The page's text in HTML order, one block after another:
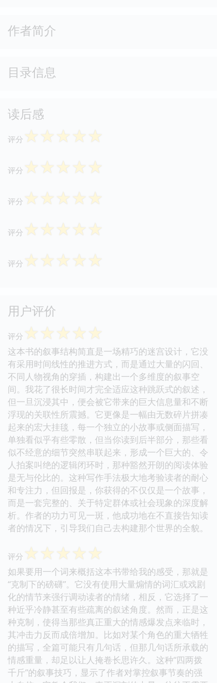
作者简介
目录信息
读后感
评分 ☆☆☆☆☆
评分 ☆☆☆☆☆
评分 ☆☆☆☆☆
评分 ☆☆☆☆☆
评分 ☆☆☆☆☆
用户评价
评分 ☆☆☆☆☆
这本书的叙事结构简直是一场精巧的迷宫设计，它没
有采用时间线性的推进方式，而是通过大量的闪回、
不同人物视角的穿插，构建出一个多维度的叙事空
间。我花了很长时间才完全适应这种跳跃式的叙述，
但一旦沉浸其中，便会被它带来的巨大信息量和不断
浮现的关联性所震撼。它更像是一幅由无数碎片拼凑
起来的宏大挂毯，每一个独立的小故事或侧面描写，
单独看似乎有些零散，但当你读到后半部分，那些看
似不经意的细节突然串联起来，形成一个巨大的、令
人拍案叫绝的逻辑闭环时，那种豁然开朗的阅读体验
是无与伦比的。这种写作手法极大地考验读者的耐心
和专注力，但回报是，你获得的不仅仅是一个故事，
而是一套完整的、关于特定群体或社会现象的深度解
析。作者的功力可见一斑，他成功地在不直接告知读
者的情况下，引导我们自己去构建那个世界的全貌。
评分 ☆☆☆☆☆
如果要用一个词来概括这本书带给我的感受，那就是
“克制下的磅礴”。它没有使用大量煽情的词汇或戏剧
化的情节来强行调动读者的情绪，相反，它选择了一
种近乎冷静甚至有些疏离的叙述角度。然而，正是这
种克制，使得当那些真正重大的情感爆发点来临时，
其冲击力反而成倍增加。比如对某个角色的重大牺牲
的描写，全篇可能只有几句话，但那几句话所承载的
情感重量，却足以让人掩卷长思许久。这种“四两拨
千斤”的叙事技巧，显示了作者对掌控叙事节奏的强